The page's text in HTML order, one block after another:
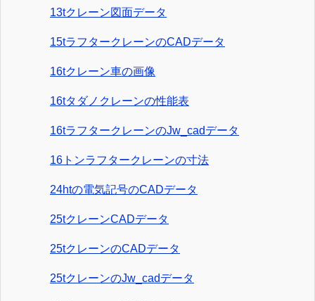
13tクレーン図面データ
15tラフタークレーンのCADデータ
16tクレーン車の画像
16tタダノクレーンの性能表
16tラフタークレーンのJw_cadデータ
16トンラフタークレーンの寸法
24htの電気記号のCADデータ
25tクレーンCADデータ
25tクレーンのCADデータ
25tクレーンのJw_cadデータ